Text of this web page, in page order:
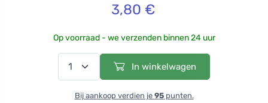
3,80 €
Op voorraad - we verzenden binnen 24 uur
In winkelwagen
Bij aankoop verdien je 95punten.